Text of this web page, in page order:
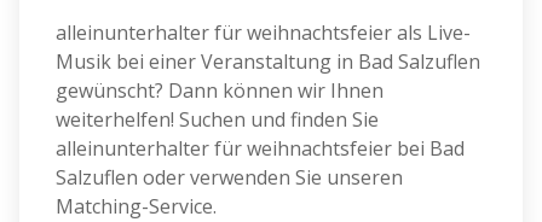
alleinunterhalter für weihnachtsfeier als Live-
Musik bei einer Veranstaltung in Bad Salzuflen
gewünscht? Dann können wir Ihnen
weiterhelfen! Suchen und finden Sie
alleinunterhalter für weihnachtsfeier bei Bad
Salzuflen oder verwenden Sie unseren
Matching-Service.